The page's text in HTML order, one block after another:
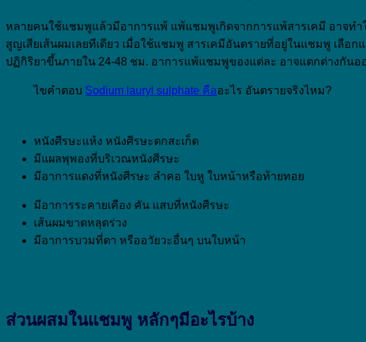
หลายคนใช้แชมพูแล้วมีอาการแพ้ แพ้แชมพูเกิดจากการแพ้สารเคมี อาจทำ
สูญเสียเส้นผมเลยทีเดียว เมื่อใช้แชมพู สารเคมีอันตรายที่อยู่ในแชมพู เลื
ปฏิกิริยาขึ้นภายใน 24-48 ชม. อาการแพ้แชมพูของแต่ละ อาจแตกต่างกัน
ไขคำตอบ Sodium lauryl sulphate คืออะไร อันตรายจริงไหม?
หนังศีรษะแห้ง หนังศีรษะตกสะเก็ด
มีแผลพุพองที่บริเวณหนังศีรษะ
มีอาการแดงที่หนังศีรษะ ลำคอ ใบหู ใบหน้าหรือท้ายทอย
มีอาการระคายเคือง คัน แสบที่หนังศีรษะ
เส้นผมขาดหลุดร่วง
มีอาการบวมที่ตา หรืออวัยวะอื่นๆ บนใบหน้า
ส่วนผสมในแชมพู หลักๆมีอะไรบ้าง